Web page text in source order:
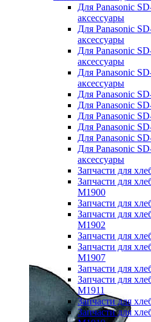
Для Panasonic
аксессуары
Для Panasonic
аксессуары
Для Panasonic
аксессуары
Для Panasonic
аксессуары
Для Panasonic
Для Panasonic
Для Panasonic
Для Panasonic
Для Panasonic
Для Panasonic
аксессуары
Запчасти для
Запчасти для
M1900
Запчасти для
Запчасти для
M1902
Запчасти для
Запчасти для
M1907
Запчасти для
Запчасти для
M1911
Запчасти для
Запчасти для